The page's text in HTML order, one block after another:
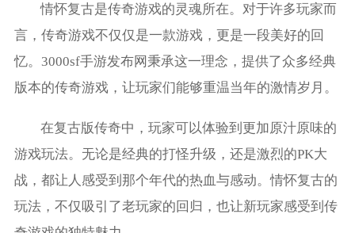
情怀复古是传奇游戏的灵魂所在。对于许多玩家而
言，传奇游戏不仅仅是一款游戏，更是一段美好的回
忆。3000sf手游发布网秉承这一理念，提供了众多经典
版本的传奇游戏，让玩家们能够重温当年的激情岁月。
在复古版传奇中，玩家可以体验到更加原汁原味的
游戏玩法。无论是经典的打怪升级，还是激烈的PK大
战，都让人感受到那个年代的热血与感动。情怀复古的
玩法，不仅吸引了老玩家的回归，也让新玩家感受到传